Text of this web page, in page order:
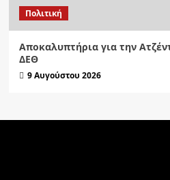
Πολιτική
Αποκαλυπτήρια για την
ΔΕΘ
9 Αυγούστου 2026